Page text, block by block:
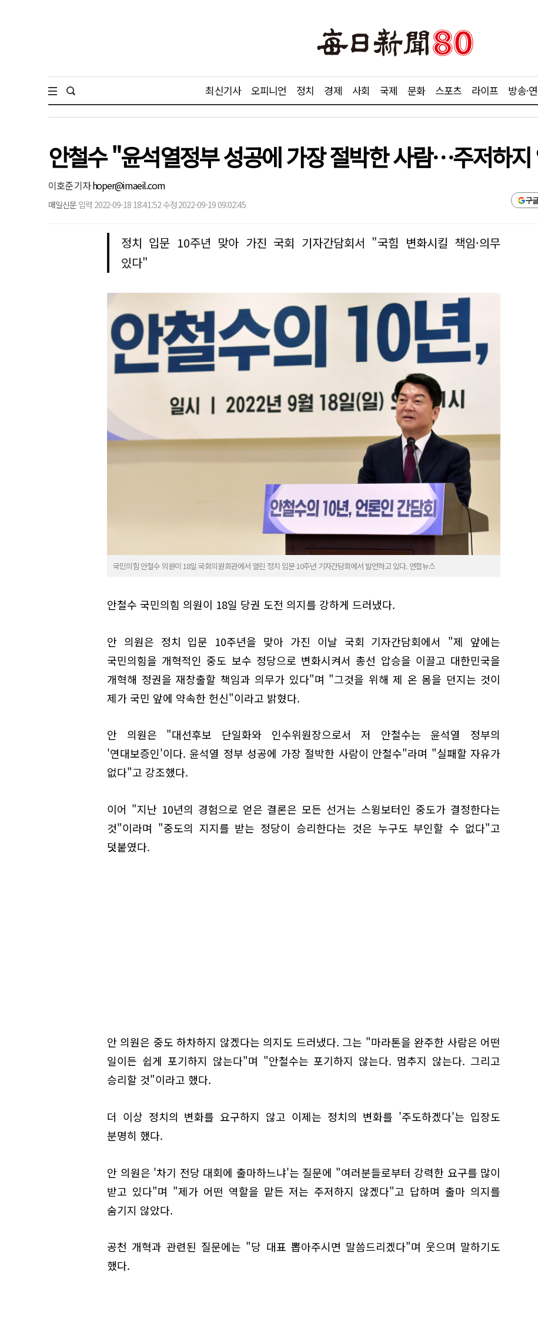
최신기사 오피니언 정치 경제 사회 국제 문화 스포츠 라이프 방송·
안철수 "윤석열정부 성공에 가장 절박한 사람…주저하
이호준 기자hoper@imaeil.com
매일신문 입력 2022-09-18 18:41:52 수정 2022-09-19 09:02:45 구
정치 입문 10주년 맞아 가진 국회 기자간담회서 "국힘 변화시킬 책임·의무
있다"
국민의힘 안철수 의원이 18일 국회의원회관에서 열린 정치 입문 10주년 기자간담회에서 발언하고 있다. 연합뉴스
안철수 국민의힘 의원이 18일 당권 도전 의지를 강하게 드러냈다.
안 의원은 정치 입문 10주년을 맞아 가진 이날 국회 기자간담회에서 "제 앞에는
국민의힘을 개혁적인 중도 보수 정당으로 변화시켜서 총선 압승을 이끌고 대한민국을
개혁해 정권을 재창출할 책임과 의무가 있다"며 "그것을 위해 제 온 몸을 던지는 것이
제가 국민 앞에 약속한 헌신"이라고 밝혔다.
안 의원은 "대선후보 단일화와 인수위원장으로서 저 안철수는 윤석열 정부의
'연대보증인'이다. 윤석열 정부 성공에 가장 절박한 사람이 안철수"라며 "실패할 자유가
없다"고 강조했다.
이어 "지난 10년의 경험으로 얻은 결론은 모든 선거는 스윙보터인 중도가 결정한다는
것"이라며 "중도의 지지를 받는 정당이 승리한다는 것은 누구도 부인할 수 없다"고
덧붙였다.
안 의원은 중도 하차하지 않겠다는 의지도 드러냈다. 그는 "마라톤을 완주한 사람은 어떤
일이든 쉽게 포기하지 않는다"며 "안철수는 포기하지 않는다. 멈추지 않는다. 그리고
승리할 것"이라고 했다.
더 이상 정치의 변화를 요구하지 않고 이제는 정치의 변화를 '주도하겠다'는 입장도
분명히 했다.
안 의원은 '차기 전당 대회에 출마하느냐'는 질문에 "여러분들로부터 강력한 요구를 많이
받고 있다"며 "제가 어떤 역할을 맡든 저는 주저하지 않겠다"고 답하며 출마 의지를
숨기지 않았다.
공천 개혁과 관련된 질문에는 "당 대표 뽑아주시면 말씀드리겠다"며 웃으며 말하기도
했다.